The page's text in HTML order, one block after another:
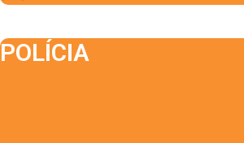
POLÍCIA